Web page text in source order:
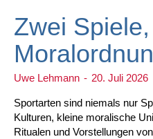
Zwei
Uwe Lehmann - 20. Juli 2026
Sportarten sind niemals nur
Kulturen, kleine moralische
Ritualen und Vorstellungen